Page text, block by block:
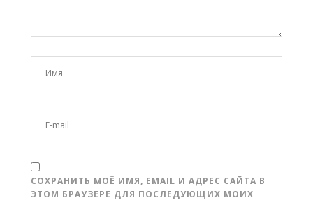
СОХРАНИТЬ МОЁ ИМЯ, EMAIL И АДРЕС САЙТА В
ЭТОМ БРАУЗЕРЕ ДЛЯ ПОСЛЕДУЮЩИХ МОИХ